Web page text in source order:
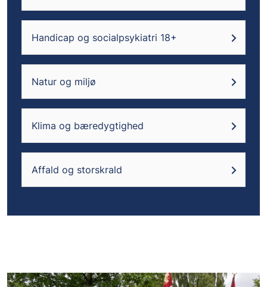
Handicap og socialpsykiatri 18+
Natur og miljø
Klima og bæredygtighed
Affald og storskrald